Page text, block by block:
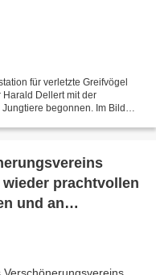
für verletzte Greifvögel
Dellert mit der
begonnen. Im Bild
prachtvollen
und an